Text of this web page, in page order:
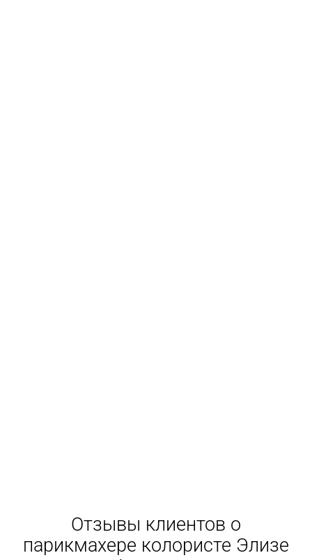
Отзывы клиентов о
парикмахере колористе Элизе